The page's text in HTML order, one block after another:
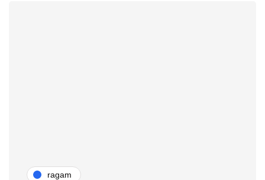
ragam